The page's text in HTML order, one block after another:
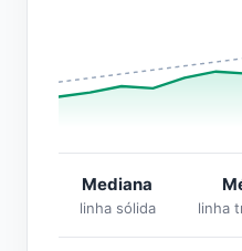
Mediana
linha sólida linha